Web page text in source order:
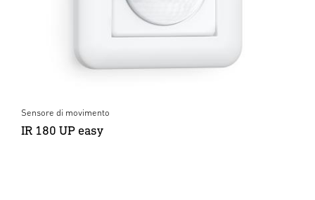
Sensore di movimento
IR 180 UP easy